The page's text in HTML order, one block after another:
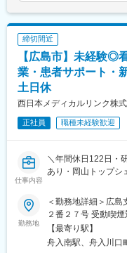
・健康美容商品とい
般的な健康グッズに
り扱える体制を持っ
・既存顧客が多く、
みがあり、ルート営
変更の範囲：会社の
■就業環境：
年間を通しての残業
間の対応につきまし
ルセンターが行い、
します。夜間・休日
たのちに入ることに
ることはありません
■サポート体制：
不明な点は本部アプ
ポートエンジニアが
っていなくても大丈
制）に呼び出しはあ
現場での対応が必要
■研修制度：
各営業所の先輩社
ます。過去にも未経
月給(月額)は固定手
締切間近
【広島市】未経験◎
業・患者サポート・
土日休
西日本メディカルリンク株
正社員 職種未経験歓迎
仕事内容
＼年間休日122日・
あり・岡山トップシ
う専門商社。中国
は売上シェア第2位
岡山県の売上シェア
■業務内容：
○患者様が生活する
勤務地
＜勤務地詳細＞広島
２番２７号 受動喫
める事業所
【最寄り駅】
舟入南駅、舟入川口